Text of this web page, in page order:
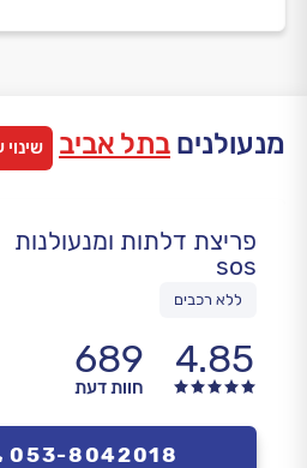
מנעולנים בתל אביב שינוי
פריצת דלתות ומנעולנות
sos
ללא רכבים
4.85
689
חוות דעת
053-8042018